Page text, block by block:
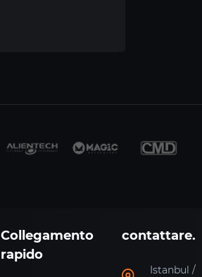
Collegamento
rapido
contattare.
Istanbul /